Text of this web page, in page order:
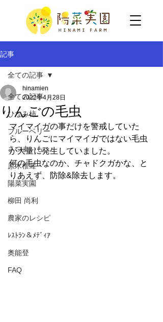
記事
全ての記事
ひなみ柿
ブルーベリー
さつまいも
原木椎茸
陽菜実園
柳田 尚利
農家のレシピ
ﾚｽﾄﾗﾝ＆ﾒﾃﾞｨｱ
奥能登
FAQ
全ての記事
りんごの毛虫
hinamien
2022年4月28日
マイマイガの事だけを警戒していた
ら、りんごにマイマイガではない毛虫
が大量に発生していました。
何の毛虫なのか、チャドクガかな、と
りあえず、防除&除去します。